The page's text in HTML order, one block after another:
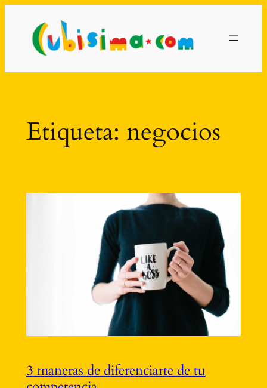
contenido
Etiqueta: negocios
3 maneras de diferenciarte de tu